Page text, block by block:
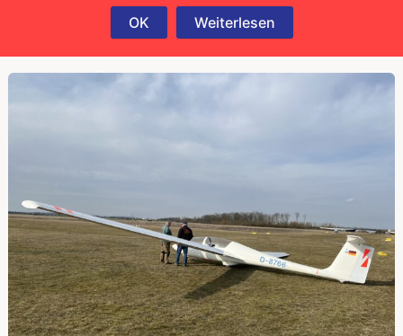
OK Weiterlesen